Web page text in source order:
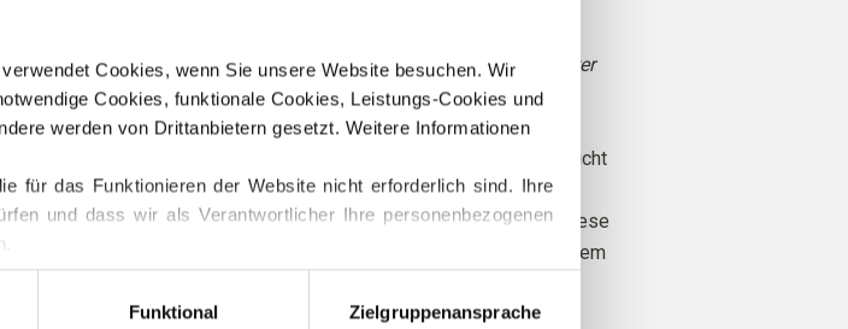
Cookies, wenn Sie unsere Website besuchen. Wir
Cookies, funktionale Cookies, Leistungs-Cookies und
werden von Drittanbietern gesetzt. Weitere Informationen
für das Funktionieren der Website nicht erforderlich sind. Ihre
und dass wir als Verantwortlicher Ihre personenbezogenen
Richtlinie, wo Sie auch Informationen zum Blockieren und
Funktional Zielgruppenansprache
Passt auch gut zu: Dunkler Winter und Heller Winter
Unsere Merinowolle stammt von Schafen, die in
Patagonien gezüchtet wurden, wo das Mulesing nicht
praktiziert wird. Die Wolle kann direkt zu der Farm
zurückverfolgt werden, von der sie stammt. Auf diese
Weise wissen wir genau, von welcher Farm, welchem